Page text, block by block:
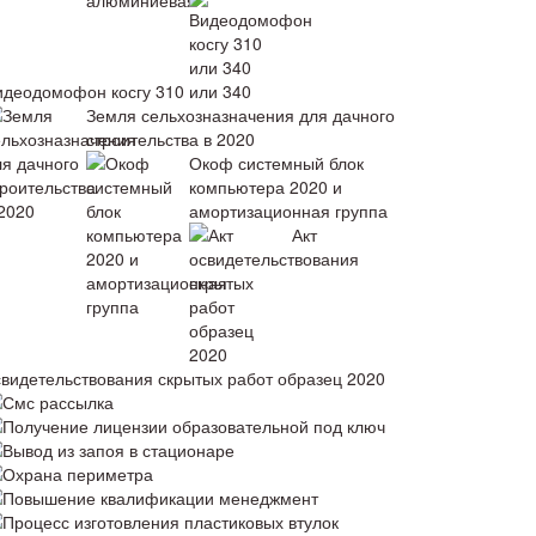
косгу 310 или 340
Земля сельхозназначения для дачного
строительства в 2020
Окоф системный блок
компьютера 2020 и
амортизационная группа
Акт
скрытых работ образец 2020
Смс рассылка
Получение лицензии образовательной под ключ
Вывод из запоя в стационаре
Охрана периметра
Повышение квалификации менеджмент
Процесс изготовления пластиковых втулок